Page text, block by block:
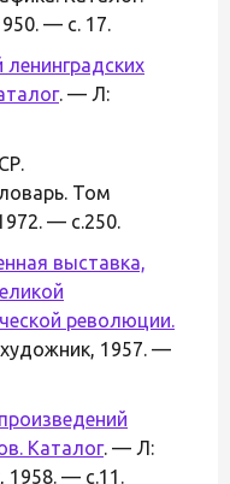
— с. 17.
. — Л:
Том
— с.250.
выставка,
революции.
1957. —
Каталог. — Л:
1958. — с.11.